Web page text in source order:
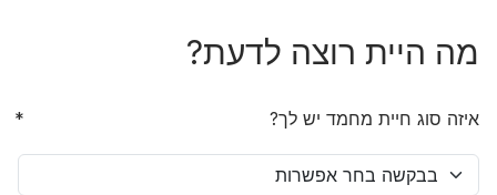
מה היית רוצה לדעת?
איזה סוג חיית מחמד יש לך?